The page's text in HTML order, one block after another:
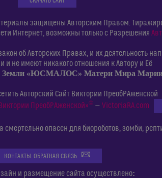
защищены Авторским Правом.
Интернет, возможны только с Разрешения
об Авторских Правах, и их деятельность
не имеют никакого отношения к Автору и Её
Земли «ЮСМАЛОС» Матери Мира
Авторский Сайт Виктории ПреобРАженской
ПреобРАженской»© — VictoriaRA.com
опасен для биороботов, зомби,
КОНТАКТЫ. ОБРАТНАЯ СВЯЗЬ
и размещение сайта осуществлено: